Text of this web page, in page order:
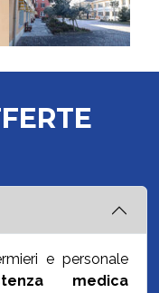
e personale
medica